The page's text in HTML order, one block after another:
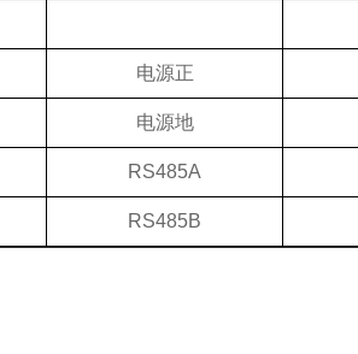
电源正
电源地
RS485A
RS485B